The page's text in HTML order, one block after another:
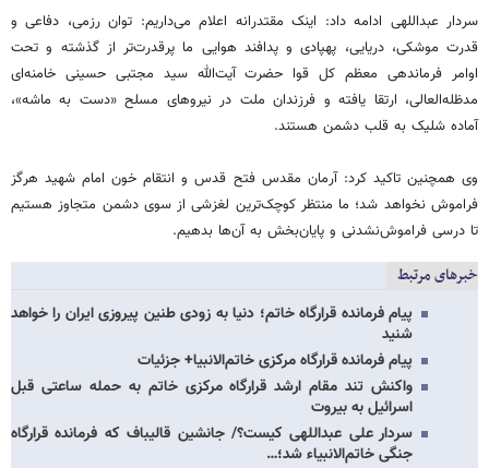
سردار عبداللهی ادامه داد: اینک مقتدرانه اعلام می‌داریم: توان رزمی، دفاعی و
قدرت موشکی، دریایی، پهپادی و پدافند هوایی ما پرقدرت‌تر از گذشته و تحت
اوامر فرماندهی معظم کل قوا حضرت آیت‌الله ‌سید مجتبی حسینی خامنه‌ای
مدظله‌العالی، ارتقا یافته و فرزندان ملت در نیروهای مسلح «دست به ماشه»،
آماده شلیک به قلب دشمن هستند.
وی همچنین تاکید کرد: آرمان مقدس فتح قدس و انتقام خون امام شهید هرگز
فراموش نخواهد شد؛ ما منتظر کوچک‌ترین لغزشی از سوی دشمن متجاوز هستیم
تا درسی فراموش‌نشدنی و پایان‌بخش به آن‌ها بدهیم.
خبرهای مرتبط
پیام فرمانده قرارگاه خاتم؛ دنیا به زودی طنین پیروزی ایران را خواهد
شنید
پیام فرمانده قرارگاه مرکزی خاتم‌الانبیا+ جزئیات
واکنش تند مقام ارشد قرارگاه مرکزی خاتم به حمله ساعتی قبل
اسرائیل به بیروت
سردار علی عبداللهی کیست؟/ جانشین قالیباف که فرمانده قرارگاه
جنگی خاتم‌الانبیاء شد؛…